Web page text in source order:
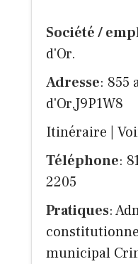
Société /
d'Or.
Adresse: 855
d'Or,J9P1W8
Itinéraire
Téléphone:
2205
Pratiques:
municipal